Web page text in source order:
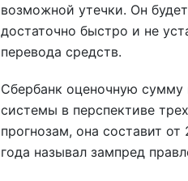
возможной утечки. Он
достаточно быстро и не
перевода средств.
Сбербанк оценочную сумму
системы в перспективе
прогнозам, она составит
года называл зампред